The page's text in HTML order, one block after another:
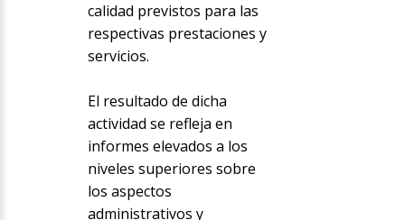
calidad previstos para las
respectivas prestaciones y
servicios.
El resultado de dicha
actividad se refleja en
informes elevados a los
niveles superiores sobre
los aspectos
administrativos y